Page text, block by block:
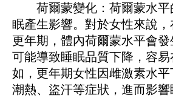
荷爾蒙變化：荷爾蒙水平
眠產生影響。對於女性來說
更年期，體內荷爾蒙水平會
可能導致睡眠品質下降，容
如，更年期女性因雌激素水
潮熱、盜汗等症狀，進而影響